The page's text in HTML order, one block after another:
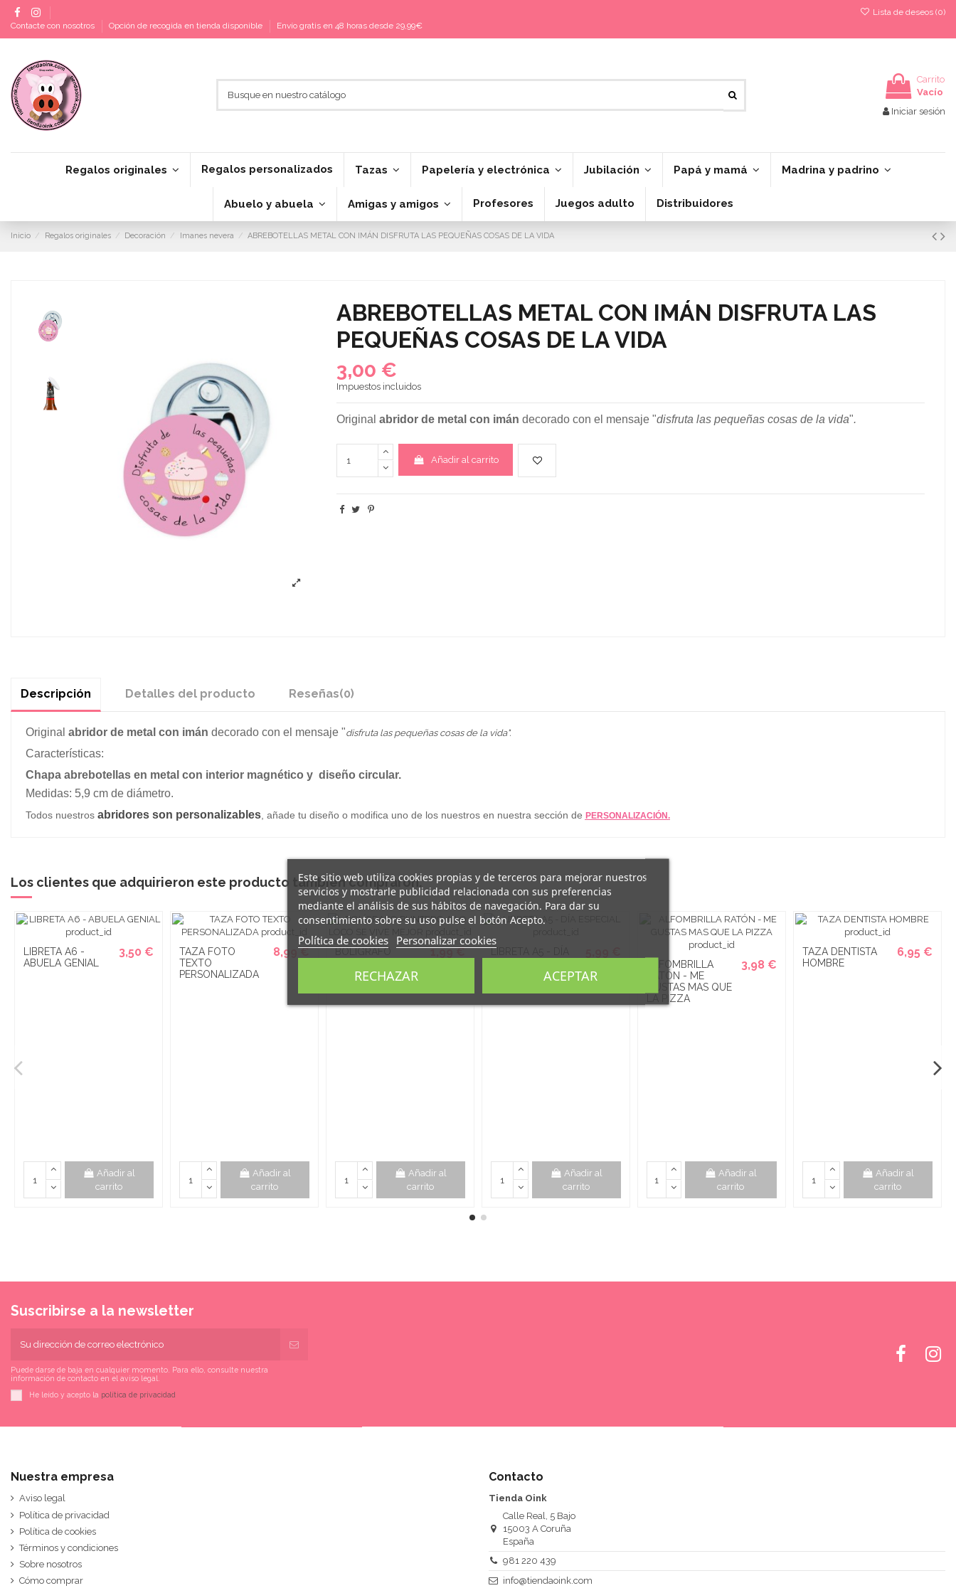
Contacte con nosotros Opción de recogida en tienda disponible Envío gratis en 48 horas desde 29,99€
Lista de deseos (0)
Carrito
Vacío
Iniciar sesión
Regalos originales Regalos personalizados Tazas Papelería y electrónica Jubilación Papá y mamá Madrina y padrino
Abuelo y abuela Amigas y amigos Profesores Juegos adulto Distribuidores
Inicio Regalos originales Decoración Imanes nevera ABREBOTELLAS METAL CON IMÁN DISFRUTA LAS PEQUEÑAS COSAS DE LA VIDA
ABREBOTELLAS METAL CON IMÁN DISFRUTA LAS
PEQUEÑAS COSAS DE LA VIDA
3,00 €
Impuestos incluidos
Original abridor de metal con imán decorado con el mensaje "disfruta las pequeñas cosas de la vida".
Añadir al carrito
Descripción Detalles del producto Reseñas(0)
Original abridor de metal con imán decorado con el mensaje "disfruta las pequeñas cosas de la vida".
Características:
Chapa abrebotellas en metal con interior magnético y diseño circular.
Medidas: 5,9 cm de diámetro.
Todos nuestros abridores son personalizables, añade tu diseño o modifica uno de los nuestros en nuestra sección de PERSONALIZACIÓN.
Los clientes que adquirieron este producto también compraron:
LIBRETA A6 -
ABUELA GENIAL
3,50 €
Añadir al
carrito
TAZA FOTO
TEXTO
PERSONALIZADA
8,99 €
Añadir al
carrito
BOLÍGRAFO
LOCO SE VIVE
1,99 €
Añadir al
carrito
LIBRETA A5 - DÍA
Añadir al
carrito
ALFOMBRILLA
RATÓN - ME
GUSTAS MAS QUE
LA PIZZA
3,98 €
Añadir al
carrito
TAZA DENTISTA
HOMBRE
6,95 €
Añadir al
carrito
Suscribirse a la newsletter
Puede darse de baja en cualquier momento. Para ello, consulte nuestra
información de contacto en el aviso legal.
He leído y acepto la política de privacidad
Nuestra empresa
Aviso legal
Política de privacidad
Política de cookies
Términos y condiciones
Sobre nosotros
Cómo comprar
Contacto
Tienda Oink
Calle Real, 5 Bajo
15003 A Coruña
España
981 220 439
info@tiendaoink.com
Este sitio web utiliza cookies propias y de terceros para mejorar nuestros
servicios y mostrarle publicidad relacionada con sus preferencias
mediante el análisis de sus hábitos de navegación. Para dar su
consentimiento sobre su uso pulse el botón Acepto.
Política de cookies Personalizar cookies
RECHAZAR ACEPTAR